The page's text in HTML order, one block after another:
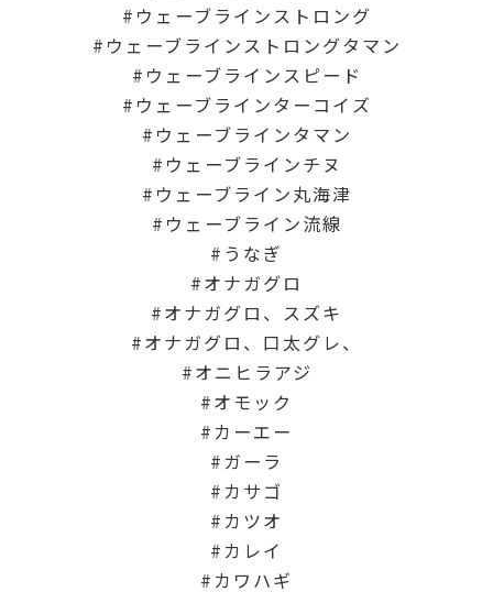
ウェーブラインストロング
ウェーブラインストロングタマン
ウェーブラインスピード
ウェーブラインターコイズ
ウェーブラインタマン
ウェーブラインチヌ
ウェーブライン丸海津
ウェーブライン流線
うなぎ
オナガグロ
オナガグロ、スズキ
オナガグロ、口太グレ、
オニヒラアジ
オモック
カーエー
ガーラ
カサゴ
カツオ
カレイ
カワハギ